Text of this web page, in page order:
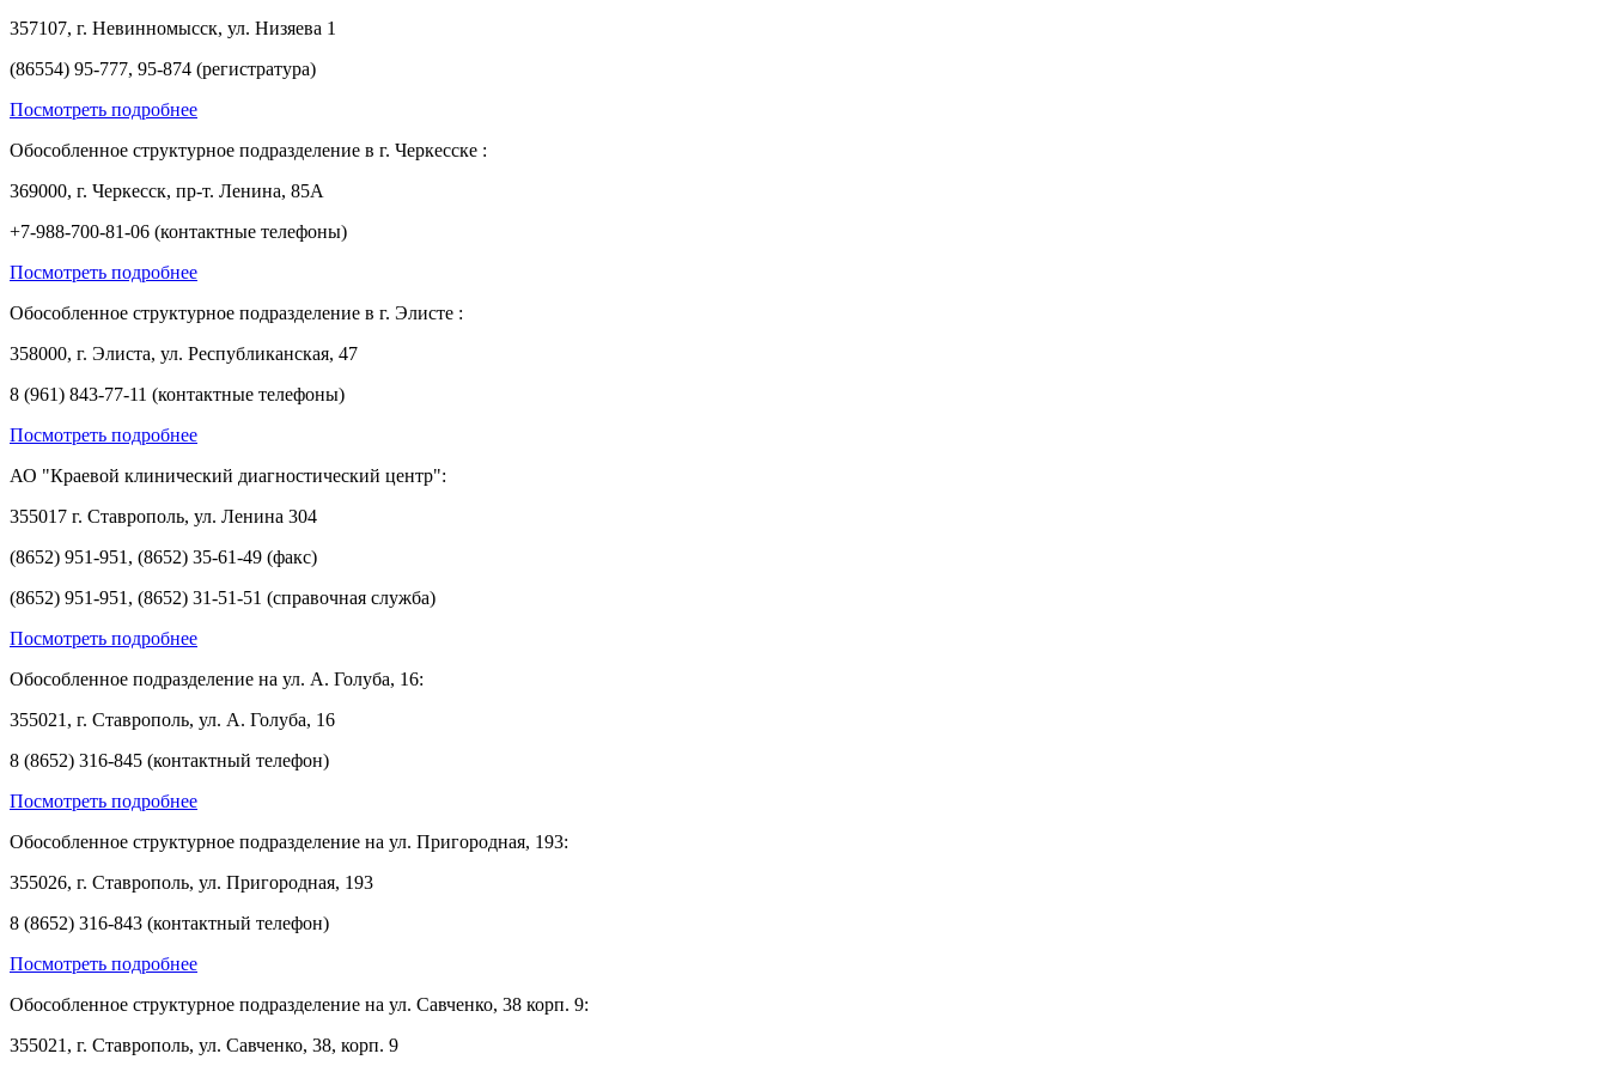
357107, г. Невинномысск, ул. Низяева 1
(86554) 95-777, 95-874 (регистратура)
Посмотреть подробнее
Обособленное структурное подразделение в г. Черкесске :
369000, г. Черкесск, пр-т. Ленина, 85А
+7-988-700-81-06 (контактные телефоны)
Посмотреть подробнее
Обособленное структурное подразделение в г. Элисте :
358000, г. Элиста, ул. Республиканская, 47
8 (961) 843-77-11 (контактные телефоны)
Посмотреть подробнее
АО "Краевой клинический диагностический центр":
355017 г. Ставрополь, ул. Ленина 304
(8652) 951-951, (8652) 35-61-49 (факс)
(8652) 951-951, (8652) 31-51-51 (справочная служба)
Посмотреть подробнее
Обособленное подразделение на ул. А. Голуба, 16:
355021, г. Ставрополь, ул. А. Голуба, 16
8 (8652) 316-845 (контактный телефон)
Посмотреть подробнее
Обособленное структурное подразделение на ул. Пригородная, 193:
355026, г. Ставрополь, ул. Пригородная, 193
8 (8652) 316-843 (контактный телефон)
Посмотреть подробнее
Обособленное структурное подразделение на ул. Савченко, 38 корп. 9:
355021, г. Ставрополь, ул. Савченко, 38, корп. 9